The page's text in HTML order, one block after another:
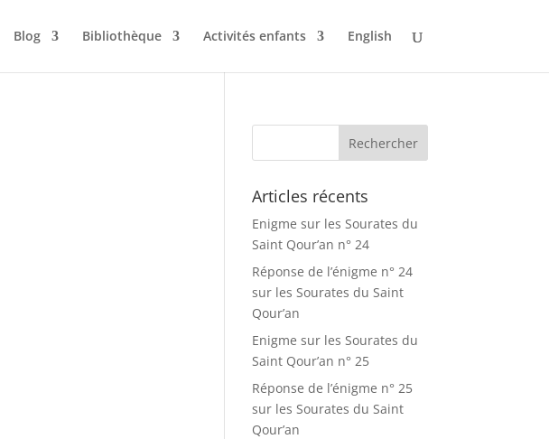
Blog Bibliothèque Activités enfants English
Articles récents
Enigme sur les Sourates du
Saint Qour’an n° 24
Réponse de l’énigme n° 24
sur les Sourates du Saint
Qour’an
Enigme sur les Sourates du
Saint Qour’an n° 25
Réponse de l’énigme n° 25
sur les Sourates du Saint
Qour’an